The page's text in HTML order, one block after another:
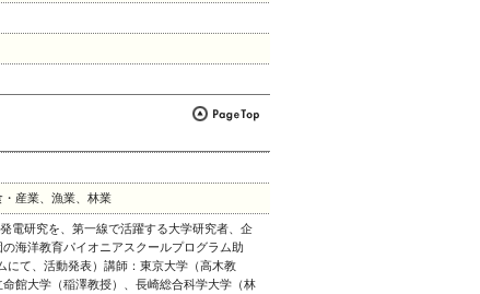
産業、漁業、林業
電研究を、第一線で活躍する大学研究者、企
海洋教育パイオニアスクールプログラム助
にて、活動発表）講師：東京大学（高木教
館大学（稲澤教授）、長崎総合科学大学（林